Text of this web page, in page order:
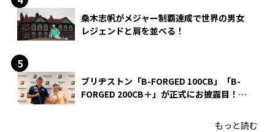
桑木志帆がメジャー制覇達成で世界の男女
レジェンドと肩を並べる！
ブリヂストン「B-FORGED 100CB」「B-
FORGED 200CB＋」が正式にお披露目！
もっと読む